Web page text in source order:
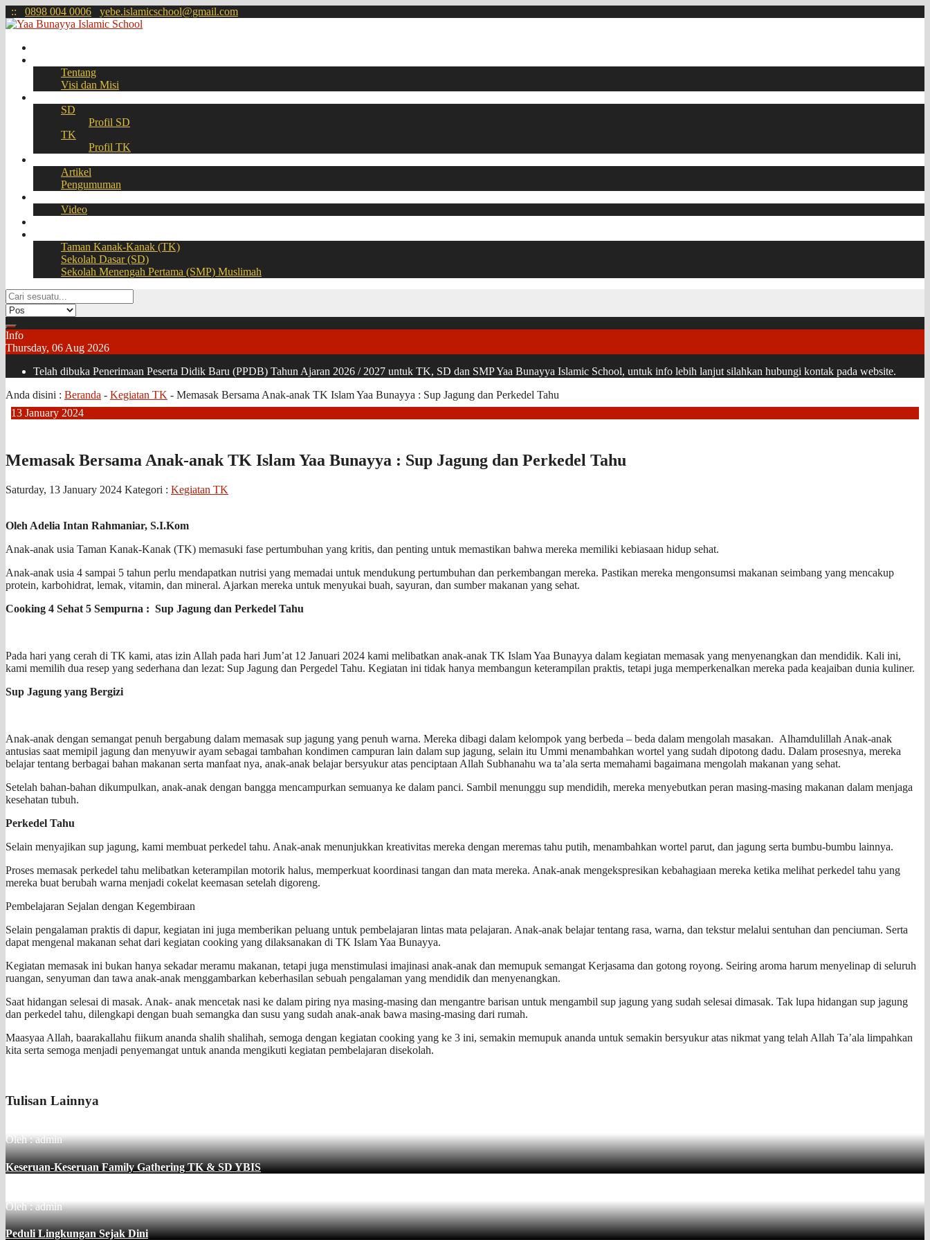
:: 0898 004 0006 yebe.islamicschool@gmail.com
Tentang
Visi dan Misi
SD
Profil SD
TK
Profil TK
Artikel
Pengumuman
Video
Taman Kanak-Kanak (TK)
Sekolah Dasar (SD)
Sekolah Menengah Pertama (SMP) Muslimah
Info
Thursday, 06 Aug 2026
Telah dibuka Penerimaan Peserta Didik Baru (PPDB) Tahun Ajaran 2026 / 2027 untuk TK, SD dan SMP Yaa Bunayya Islamic School, untuk info lebih lanjut silahkan hubungi kontak pada website.
Anda disini : Beranda - Kegiatan TK - Memasak Bersama Anak-anak TK Islam Yaa Bunayya : Sup Jagung dan Perkedel Tahu
13 January 2024
Memasak Bersama Anak-anak TK Islam Yaa Bunayya : Sup Jagung dan Perkedel Tahu
Saturday, 13 January 2024 Kategori : Kegiatan TK
Oleh Adelia Intan Rahmaniar, S.I.Kom
Anak-anak usia Taman Kanak-Kanak (TK) memasuki fase pertumbuhan yang kritis, dan penting untuk memastikan bahwa mereka memiliki kebiasaan hidup sehat.
Anak-anak usia 4 sampai 5 tahun perlu mendapatkan nutrisi yang memadai untuk mendukung pertumbuhan dan perkembangan mereka. Pastikan mereka mengonsumsi makanan seimbang yang mencakup
protein, karbohidrat, lemak, vitamin, dan mineral. Ajarkan mereka untuk menyukai buah, sayuran, dan sumber makanan yang sehat.
Cooking 4 Sehat 5 Sempurna : Sup Jagung dan Perkedel Tahu
Pada hari yang cerah di TK kami, atas izin Allah pada hari Jum’at 12 Januari 2024 kami melibatkan anak-anak TK Islam Yaa Bunayya dalam kegiatan memasak yang menyenangkan dan mendidik. Kali ini,
kami memilih dua resep yang sederhana dan lezat: Sup Jagung dan Pergedel Tahu. Kegiatan ini tidak hanya membangun keterampilan praktis, tetapi juga memperkenalkan mereka pada keajaiban dunia kuliner.
Sup Jagung yang Bergizi
Anak-anak dengan semangat penuh bergabung dalam memasak sup jagung yang penuh warna. Mereka dibagi dalam kelompok yang berbeda – beda dalam mengolah masakan. Alhamdulillah Anak-anak
antusias saat memipil jagung dan menyuwir ayam sebagai tambahan kondimen campuran lain dalam sup jagung, selain itu Ummi menambahkan wortel yang sudah dipotong dadu. Dalam prosesnya, mereka
belajar tentang berbagai bahan makanan serta manfaat nya, anak-anak belajar bersyukur atas penciptaan Allah Subhanahu wa ta’ala serta memahami bagaimana mengolah makanan yang sehat.
Setelah bahan-bahan dikumpulkan, anak-anak dengan bangga mencampurkan semuanya ke dalam panci. Sambil menunggu sup mendidih, mereka menyebutkan peran masing-masing makanan dalam menjaga
kesehatan tubuh.
Perkedel Tahu
Selain menyajikan sup jagung, kami membuat perkedel tahu. Anak-anak menunjukkan kreativitas mereka dengan meremas tahu putih, menambahkan wortel parut, dan jagung serta bumbu-bumbu lainnya.
Proses memasak perkedel tahu melibatkan keterampilan motorik halus, memperkuat koordinasi tangan dan mata mereka. Anak-anak mengekspresikan kebahagiaan mereka ketika melihat perkedel tahu yang
mereka buat berubah warna menjadi cokelat keemasan setelah digoreng.
Pembelajaran Sejalan dengan Kegembiraan
Selain pengalaman praktis di dapur, kegiatan ini juga memberikan peluang untuk pembelajaran lintas mata pelajaran. Anak-anak belajar tentang rasa, warna, dan tekstur melalui sentuhan dan penciuman. Serta
dapat mengenal makanan sehat dari kegiatan cooking yang dilaksanakan di TK Islam Yaa Bunayya.
Kegiatan memasak ini bukan hanya sekadar meramu makanan, tetapi juga menstimulasi imajinasi anak-anak dan memupuk semangat Kerjasama dan gotong royong. Seiring aroma harum menyelinap di seluruh
ruangan, senyuman dan tawa anak-anak menggambarkan keberhasilan sebuah pengalaman yang mendidik dan menyenangkan.
Saat hidangan selesai di masak. Anak- anak mencetak nasi ke dalam piring nya masing-masing dan mengantre barisan untuk mengambil sup jagung yang sudah selesai dimasak. Tak lupa hidangan sup jagung
dan perkedel tahu, dilengkapi dengan buah semangka dan susu yang sudah anak-anak bawa masing-masing dari rumah.
Maasyaa Allah, baarakallahu fiikum ananda shalih shalihah, semoga dengan kegiatan cooking yang ke 3 ini, semakin memupuk ananda untuk semakin bersyukur atas nikmat yang telah Allah Ta’ala limpahkan
kita serta semoga menjadi penyemangat untuk ananda mengikuti kegiatan pembelajaran disekolah.
Tulisan Lainnya
Oleh : admin
Keseruan-Keseruan Family Gathering TK & SD YBIS
Oleh : admin
Peduli Lingkungan Sejak Dini